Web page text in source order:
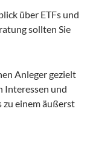
über ETFs und
sollten Sie
Anleger gezielt
Interessen und
zu einem äußerst